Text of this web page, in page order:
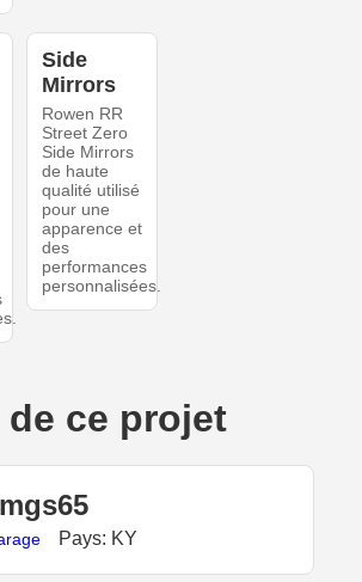
Side
Mirrors
Rowen RR
Street Zero
Side Mirrors
de haute
qualité utilisé
pour une
apparence et
des
performances
personnalisées.
ce projet
Pays: KY